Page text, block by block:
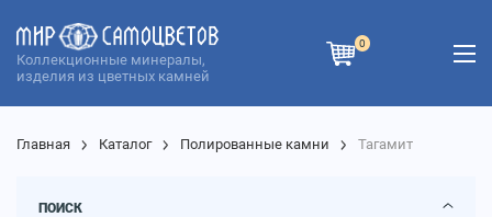
Коллекционные минералы,
изделия из цветных камней
0
Главная Каталог Полированные камни Тагамит
ПОИСК